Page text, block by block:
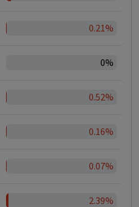
0.21%
0%
0.52%
0.16%
0.07%
2.39%